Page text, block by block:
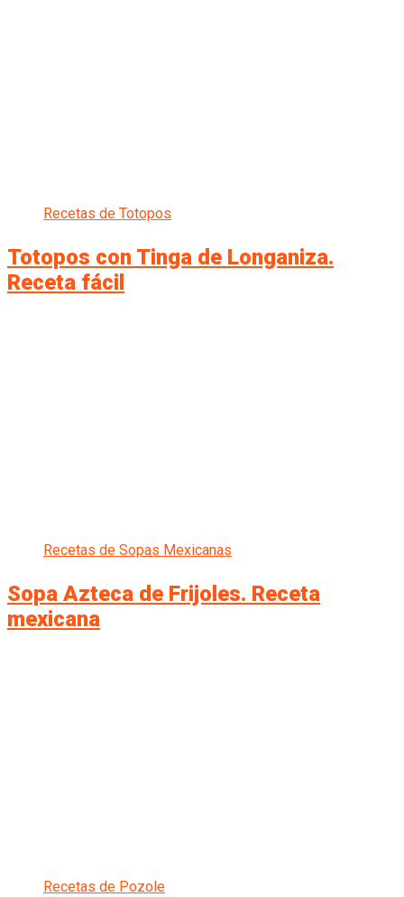
Recetas de Totopos
Totopos con Tinga de Longaniza.
Receta fácil
Recetas de Sopas Mexicanas
Sopa Azteca de Frijoles. Receta
mexicana
Recetas de Pozole